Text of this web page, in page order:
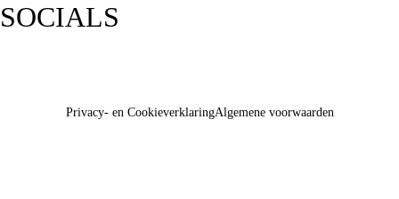
SOCIALS
Privacy- en CookieverklaringAlgemene voorwaarden